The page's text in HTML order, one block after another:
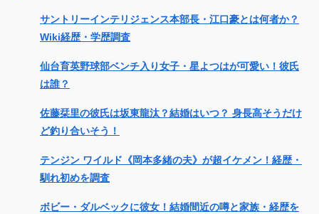
サントリーインテリジェンス本部長・江口豪とは何者か？
Wiki経歴・学歴調査
仙台育英野球部ベンチ入り女子・星よつはが可愛い！彼氏
は誰？
佐藤栞里の彼氏は坂東龍汰？結婚はいつ？ 身長高そうだけ
ど釣り合いそう！
テンジン ワイルド《岡本多緒の夫》が超イケメン！経歴・
馴れ初めを調査
ボビー・ダルベックに彼女！結婚間近の噂と家族・経歴を